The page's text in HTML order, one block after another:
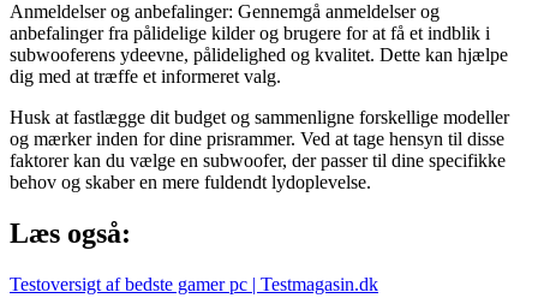
Anmeldelser og anbefalinger: Gennemgå anmeldelser og
anbefalinger fra pålidelige kilder og brugere for at få et indblik i
subwooferens ydeevne, pålidelighed og kvalitet. Dette kan hjælpe
dig med at træffe et informeret valg.
Husk at fastlægge dit budget og sammenligne forskellige modeller
og mærker inden for dine prisrammer. Ved at tage hensyn til disse
faktorer kan du vælge en subwoofer, der passer til dine specifikke
behov og skaber en mere fuldendt lydoplevelse.
Læs også:
Testoversigt af bedste gamer pc | Testmagasin.dk